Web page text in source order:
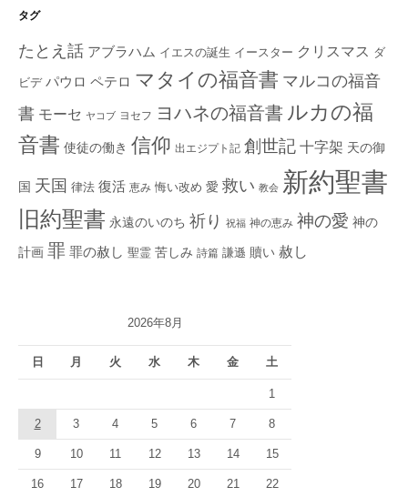
タグ
たとえ話 アブラハム イエスの誕生 イースター クリスマス ダ
ビデ パウロ ペテロ マタイの福音書 マルコの福音
書 モーセ ヤコブ ヨセフ ヨハネの福音書 ルカの福
音書 使徒の働き 信仰 出エジプト記 創世記 十字架 天の御
国 天国 律法 復活 恵み 悔い改め 愛 救い 教会 新約聖書
旧約聖書 永遠のいのち 祈り 祝福 神の恵み 神の愛 神の
計画 罪 罪の赦し 聖霊 苦しみ 詩篇 謙遜 贖い 赦し
2026年8月
日 月 火 水 木 金 土
1
2 3 4 5 6 7 8
9 10 11 12 13 14 15
16 17 18 19 20 21 22